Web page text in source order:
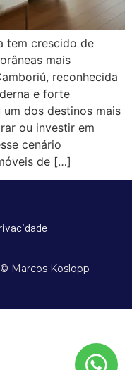
tem crescido de
mais
reconhecida
e forte
dos destinos mais
ou investir em
cenário
de […]
Marcos Koslopp